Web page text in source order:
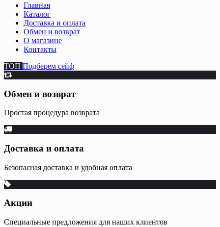
Главная
Каталог
Доставка и оплата
Обмен и возврат
О магазине
Контакты
ТОП Подберем сейф
Обмен и возврат
Простая процедура возврата
Доставка и оплата
Безопасная доставка и удобная оплата
Акции
Специальные предложения для наших клиентов